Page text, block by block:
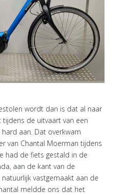
wordt dan is dat al naar
de uitvaart van een
aan. Dat overkwam
van Chantal Moerman tijdens
had de fiets gestald in de
aan de kant van de
natuurlijk vastgemaakt aan de
meldde ons dat het